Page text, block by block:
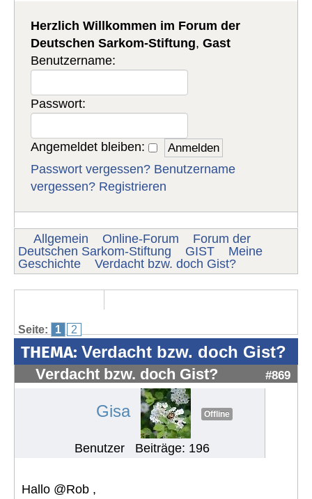
Herzlich Willkommen im Forum der
Deutschen Sarkom-Stiftung,Gast
Benutzername:
Passwort:
Angemeldet bleiben:
Passwort vergessen? Benutzername
vergessen? Registrieren
Allgemein Online-Forum
Forum der
Deutschen Sarkom-Stiftung
GIST
Meine
Geschichte
Verdacht bzw. doch Gist?
Seite: 1 2
THEMA: Verdacht bzw. doch Gist?
Verdacht bzw. doch Gist? #869
Gisa Offline
Benutzer Beiträge: 196
Hallo @Rob ,